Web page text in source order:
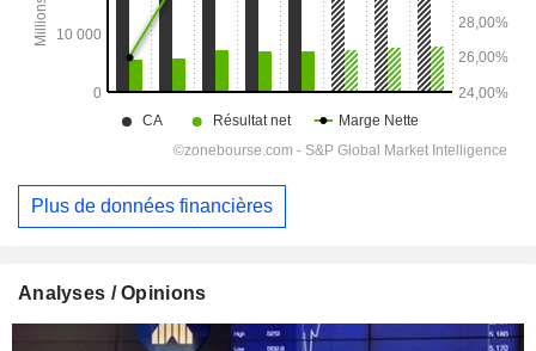
Plus de données financières
Analyses / Opinions